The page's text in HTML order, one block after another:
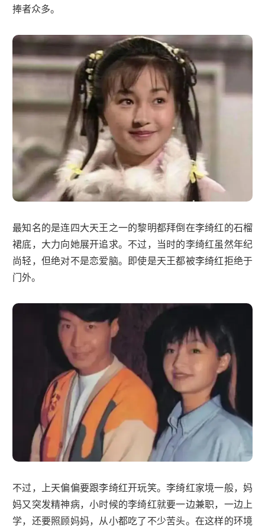
捧者众多。
最知名的是连四大天王之一的黎明都拜倒在李绮红的石榴
裙底，大力向她展开追求。不过，当时的李绮红虽然年纪
尚轻，但绝对不是恋爱脑。即使是天王都被李绮红拒绝于
门外。
不过，上天偏偏要跟李绮红开玩笑。李绮红家境一般，妈
妈又突发精神病，小时候的李绮红就要一边兼职，一边上
学，还要照顾妈妈，从小都吃了不少苦头。在这样的环境